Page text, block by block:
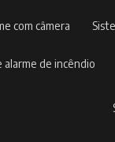
com câmera
alarme de incêndio